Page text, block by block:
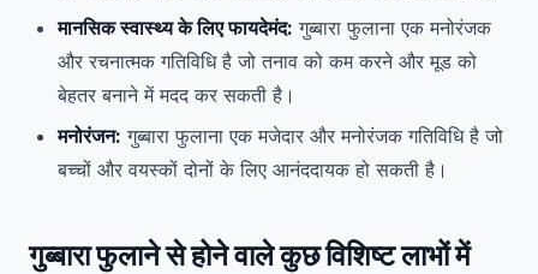
मानसिक स्वास्थ्य के लिए फायदेमंद: गुब्बारा फुलाना एक मनोरंजक
और रचनात्मक गतिविधि है जो तनाव को कम करने और मूड को
बेहतर बनाने में मदद कर सकती है।
मनोरंजन: गुब्बारा फुलाना एक मजेदार और मनोरंजक गतिविधि है जो
बच्चों और वयस्कों दोनों के लिए आनंददायक हो सकती है।
गुब्बारा फुलाने से होने वाले कुछ विशिष्ट लाभों में